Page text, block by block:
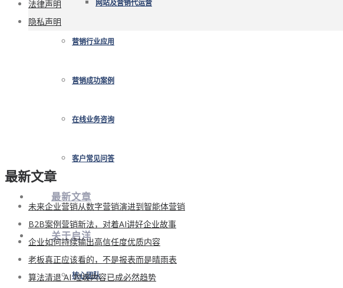
网站及营销代运营
营销行业应用
营销成功案例
在线业务咨询
客户常见问答
最新文章
关于启洋
核心团队
法律声明
隐私声明
最新文章
未来企业营销从数字营销演进到智能体营销
B2B案例营销新法，对着AI讲好企业故事
企业如何持续输出高信任度优质内容
老板真正应该看的，不是报表而是晴雨表
算法清退 AI 垃圾内容已成必然趋势